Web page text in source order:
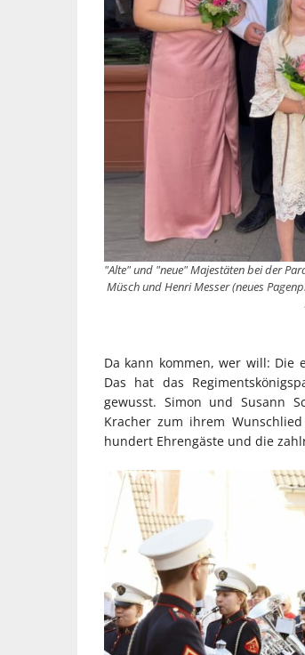
"Alte" und "neue" Majestäten bei der
Müsch und Henri Messer (neues
Da kann kommen, wer will: Die
Das hat das
gewusst. Simon und Susann
Kracher zum ihrem
hundert Ehrengäste und die